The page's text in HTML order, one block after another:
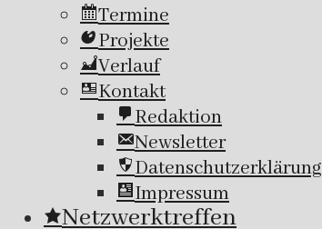
Termine
Projekte
Verlauf
Kontakt
Redaktion
Newsletter
Datenschutzerklärung
Impressum
Netzwerktreffen